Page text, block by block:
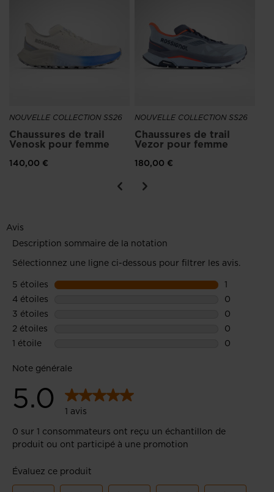
NOUVELLE COLLECTION SS26
Chaussures de trail
Venosk pour femme
140,00 €
NOUVELLE COLLECTION SS26
Chaussures de trail
Vezor pour femme
180,00 €